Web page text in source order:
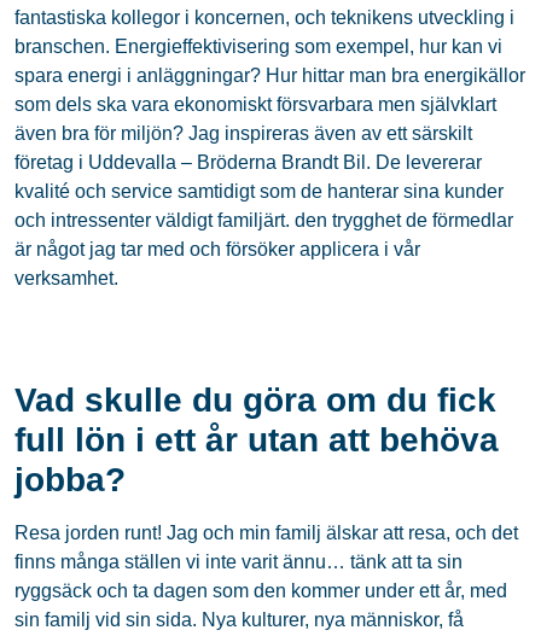
fantastiska kollegor i koncernen, och teknikens utveckling i
branschen. Energieffektivisering som exempel, hur kan vi
spara energi i anläggningar? Hur hittar man bra energikällor
som dels ska vara ekonomiskt försvarbara men självklart
även bra för miljön? Jag inspireras även av ett särskilt
företag i Uddevalla – Bröderna Brandt Bil. De levererar
kvalité och service samtidigt som de hanterar sina kunder
och intressenter väldigt familjärt. den trygghet de förmedlar
är något jag tar med och försöker applicera i vår
verksamhet.
Vad skulle du göra om du fick
full lön i ett år utan att behöva
jobba?
Resa jorden runt! Jag och min familj älskar att resa, och det
finns många ställen vi inte varit ännu… tänk att ta sin
ryggsäck och ta dagen som den kommer under ett år, med
sin familj vid sin sida. Nya kulturer, nya människor, få